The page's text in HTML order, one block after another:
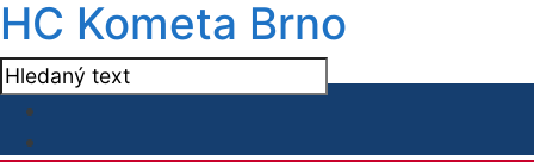
HC Kometa Brno